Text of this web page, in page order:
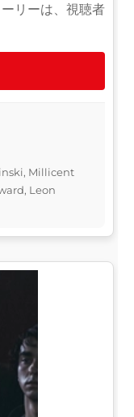
リーは、視聴者
Millicent
Leon